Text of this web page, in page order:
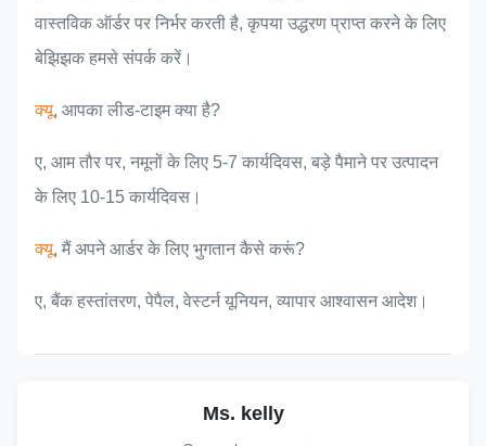
वास्तविक ऑर्डर पर निर्भर करती है, कृपया उद्धरण प्राप्त करने के लिए
बेझिझक हमसे संपर्क करें।
क्यू, आपका लीड-टाइम क्या है?
ए, आम तौर पर, नमूनों के लिए 5-7 कार्यदिवस, बड़े पैमाने पर उत्पादन
के लिए 10-15 कार्यदिवस।
क्यू, मैं अपने आर्डर के लिए भुगतान कैसे करूं?
ए, बैंक हस्तांतरण, पेपैल, वेस्टर्न यूनियन, व्यापार आश्वासन आदेश।
Ms. kelly